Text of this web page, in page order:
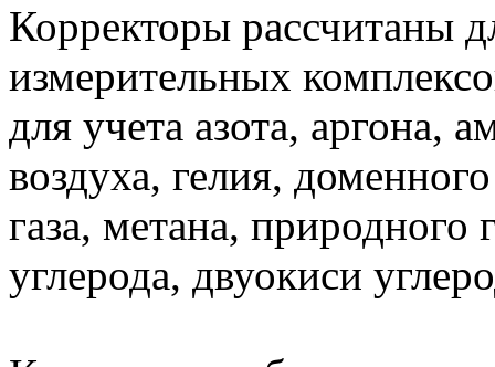
Корректоры рассчитаны
измерительных
для учета азота, аргона,
воздуха, гелия,
газа, метана, природного
углерода, двуокиси